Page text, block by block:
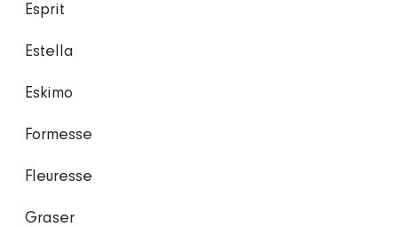
Esprit
Estella
Eskimo
Formesse
Fleuresse
Graser